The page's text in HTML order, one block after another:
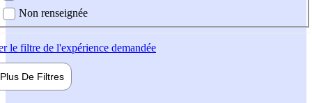
Non renseignée
le filtre de l'expérience demandée
Plus De Filtres